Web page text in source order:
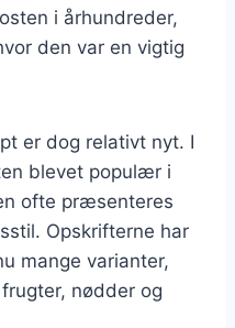
i århundreder,
den var en vigtig
er dog relativt nyt. I
blevet populær i
ofte præsenteres
Opskrifterne har
mange varianter,
nødder og